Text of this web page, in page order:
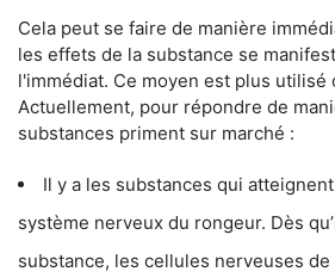
Cela peut se faire de manière
les effets de la substance se
l'immédiat. Ce moyen est plus utilisé
Actuellement, pour répondre de
substances priment sur marché :
Il y a les substances qui
système nerveux du rongeur. Dès
substance, les cellules nerveuses de